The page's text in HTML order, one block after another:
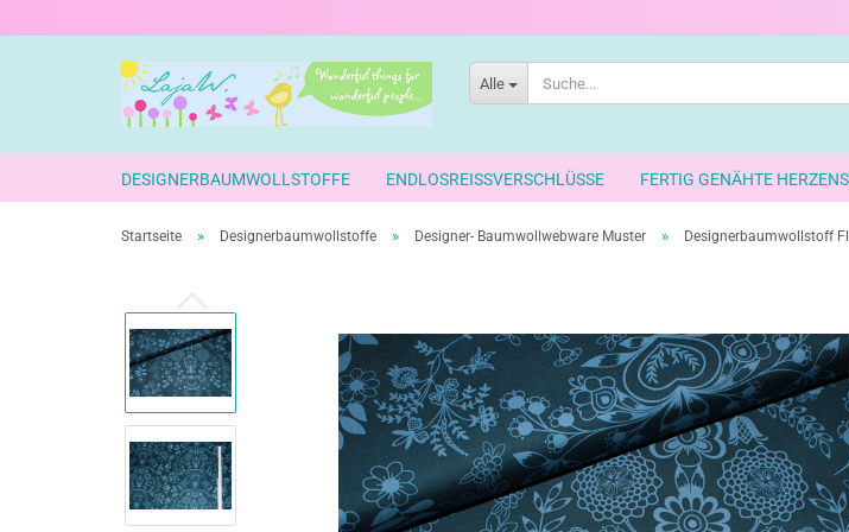
Alle
DESIGNERBAUMWOLLSTOFFE ENDLOSREISSVERSCHLÜSSE FERTIG GENÄHTE
Startseite » Designerbaumwollstoffe » Designer- Baumwollwebware Muster » Designerbaumwollstoff